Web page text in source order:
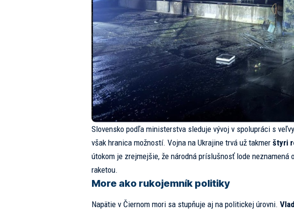
Slovensko podľa ministerstva sleduje vývoj v spolupráci s
však hranica možností. Vojna na Ukrajine trvá už takmer štyri
útokom je zrejmejšie, že národná príslušnosť lode neznamená
raketou.
More ako rukojemník politiky
Napätie v Čiernom mori sa stupňuje aj na politickej úrovni.